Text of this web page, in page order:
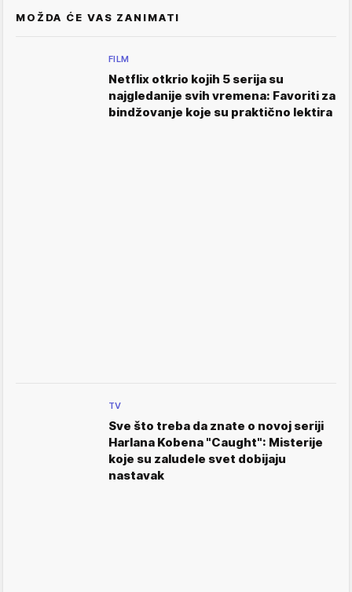
MOŽDA ĆE VAS ZANIMATI
FILM
Netflix otkrio kojih 5 serija su
najgledanije svih vremena: Favoriti za
bindžovanje koje su praktično lektira
TV
Sve što treba da znate o novoj seriji
Harlana Kobena "Caught": Misterije
koje su zaludele svet dobijaju
nastavak